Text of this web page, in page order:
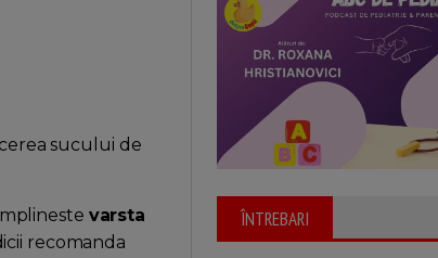
sucului de
varsta
recomanda
ÎNTREBARI